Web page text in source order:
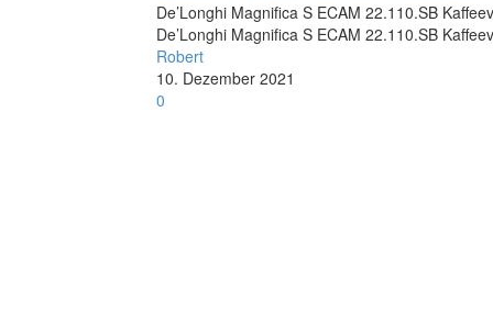
De’Longhi Magnifica S ECAM 22.110.SB
De’Longhi Magnifica S ECAM 22.110.SB
Robert
10. Dezember 2021
0